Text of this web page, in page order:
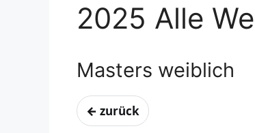
2025 Alle
Masters weiblich
← zurück